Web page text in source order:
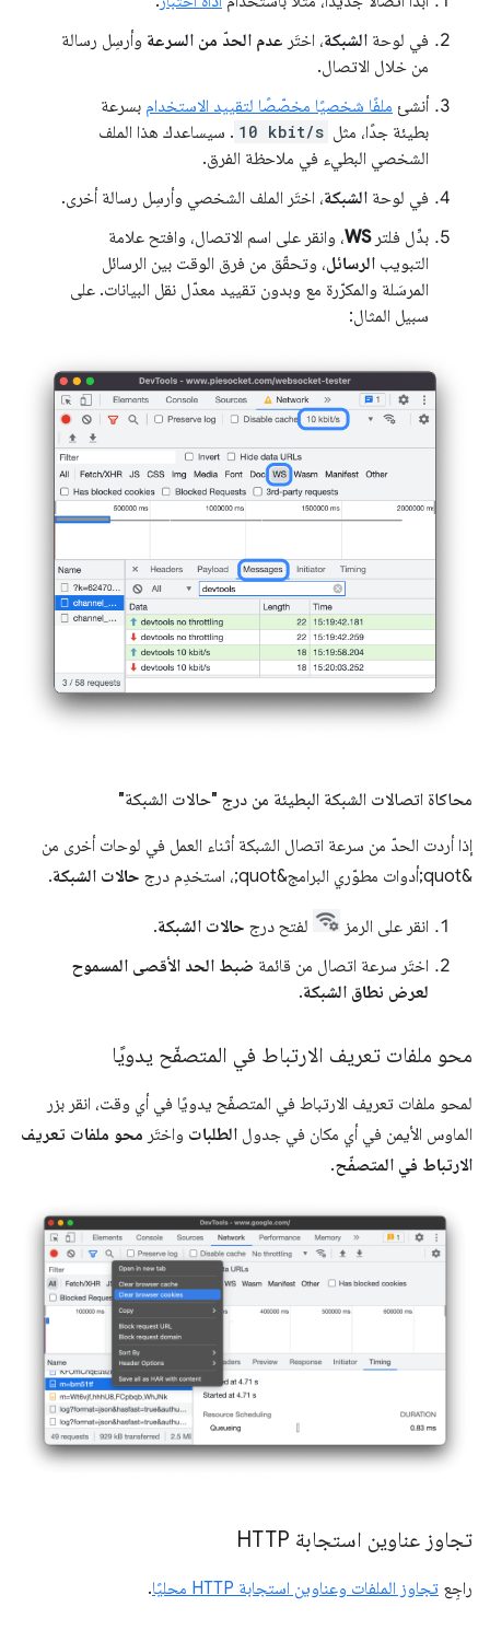
في لوحة الشبكة، اختَر عدم الحدّ من السرعة وأرسِل رسالة
من خلال الاتصال.
أنشئ ملفًا شخصيًا مخصّصًا لتقييد الاستخدام بسرعة
بطيئة جدًا، مثل 10 kbit/s . سيساعدك هذا الملف
الشخصي البطيء في ملاحظة الفرق.
في لوحة الشبكة، اختَر الملف الشخصي وأرسِل رسالة أخرى.
بدِّل فلترWS، وانقر على اسم الاتصال، وافتح علامة
التبويب الرسائل، وتحقّق من فرق الوقت بين الرسائل
المرسَلة والمكرّرة مع وبدون تقييد معدّل نقل البيانات. على
سبيل المثال:
محاكاة اتصالات الشبكة البطيئة من درج "حالات الشبكة"
إذا أردت الحدّ من سرعة اتصال الشبكة أثناء العمل في لوحات أخرى من
&quot;أدوات مطوّري البرامج&quot;، استخدِم درج
حالات الشبكة.
انقر على الرمز لفتح درج حالات الشبكة.
اختَر سرعة اتصال من قائمة ضبط الحد الأقصى المسموح
لعرض نطاق الشبكة.
محو ملفات تعريف الارتباط في المتصفّح يدويًا
لمحو ملفات تعريف الارتباط في المتصفّح يدويًا في أي وقت، انقر بزر
الماوس الأيمن في أي مكان في جدول الطلبات واختَر محو ملفات تعريف
الارتباط في المتصفّح.
تجاوز عناوين استجابة HTTP
راجِع تجاوز الملفات وعناوين استجابة HTTP محليًا .